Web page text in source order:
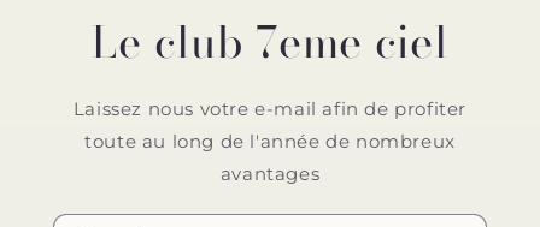
Le club 7eme ciel
Laissez nous votre e-mail afin de profiter
toute au long de l'année de nombreux
avantages